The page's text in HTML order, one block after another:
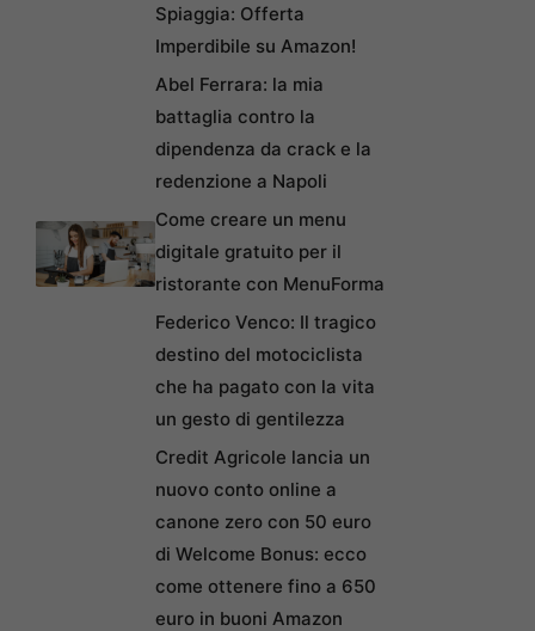
Spiaggia: Offerta
Imperdibile su Amazon!
Abel Ferrara: la mia
battaglia contro la
dipendenza da crack e la
redenzione a Napoli
Come creare un menu
digitale gratuito per il
ristorante con MenuForma
Federico Venco: Il tragico
destino del motociclista
che ha pagato con la vita
un gesto di gentilezza
Credit Agricole lancia un
nuovo conto online a
canone zero con 50 euro
di Welcome Bonus: ecco
come ottenere fino a 650
euro in buoni Amazon